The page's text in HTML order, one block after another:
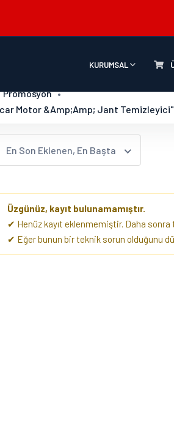
KURUMSAL
Promosyon
Motor &amp;amp; Jant Temizleyici"
En Son Eklenen, En Başta
Üzgünüz, kayıt bulunamamıştır.
✔ Henüz kayıt eklenmemiştir. Daha
✔ Eğer bunun bir teknik sorun olduğunu